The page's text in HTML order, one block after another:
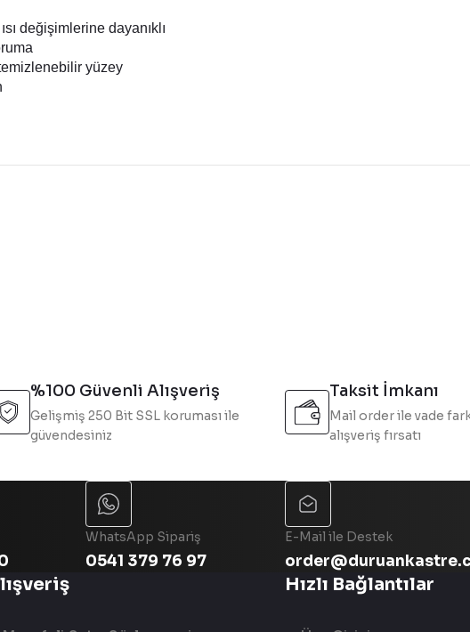
değişimlerine dayanıklı
yüzey
%100 Güvenli Alışveriş
Gelişmiş 250 Bit SSL koruması ile
güvendesiniz
Taksit İmkanı
Mail order ile vade
alışveriş fırsatı
WhatsApp Sipariş
0541 379 76 97
E-Mail ile Destek
Hızlı Bağlantılar